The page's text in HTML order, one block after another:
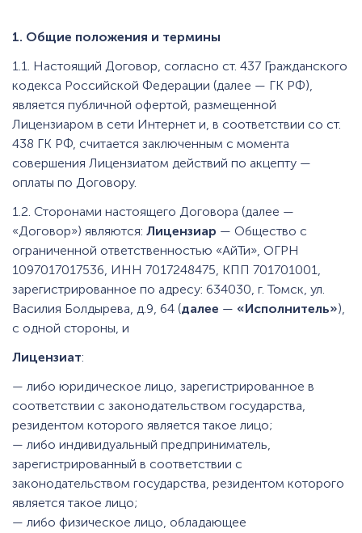
1. Общие положения и термины
1.1. Настоящий Договор, согласно ст. 437 Гражданского
кодекса Российской Федерации (далее — ГК РФ),
является публичной офертой, размещенной
Лицензиаром в сети Интернет и, в соответствии со ст.
438 ГК РФ, считается заключенным с момента
совершения Лицензиатом действий по акцепту —
оплаты по Договору.
1.2. Сторонами настоящего Договора (далее —
«Договор») являются: Лицензиар — Общество с
ограниченной ответственностью «АйТи», ОГРН
1097017017536, ИНН 7017248475, КПП 701701001,
зарегистрированное по адресу: 634030, г. Томск, ул.
Василия Болдырева, д.9, 64 (далее — «Исполнитель»),
с одной стороны, и
Лицензиат:
— либо юридическое лицо, зарегистрированное в
соответствии с законодательством государства,
резидентом которого является такое лицо;
— либо индивидуальный предприниматель,
зарегистрированный в соответствии с
законодательством государства, резидентом которого
является такое лицо;
— либо физическое лицо, обладающее